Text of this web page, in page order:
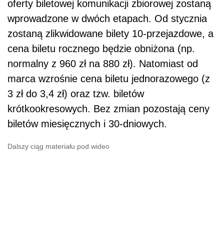
oferty biletowej komunikacji zbiorowej zostaną
wprowadzone w dwóch etapach. Od stycznia
zostaną zlikwidowane bilety 10-przejazdowe, a
cena biletu rocznego będzie obniżona (np.
normalny z 960 zł na 880 zł). Natomiast od
marca wzrośnie cena biletu jednorazowego (z
3 zł do 3,4 zł) oraz tzw. biletów
krótkookresowych. Bez zmian pozostają ceny
biletów miesięcznych i 30-dniowych.
Dalszy ciąg materiału pod wideo